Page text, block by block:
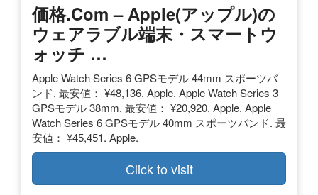
価格.com – Apple(アップル)の
ウェアラブル端末・スマートウ
ォッチ …
Apple Watch Series 6 GPSモデル 44mm スポーツバ
ンド. 最安値： ¥48,136. Apple. Apple Watch Series 3
GPSモデル 38mm. 最安値： ¥20,920. Apple. Apple
Watch Series 6 GPSモデル 40mm スポーツバンド. 最
安値： ¥45,451. Apple.
Click to visit